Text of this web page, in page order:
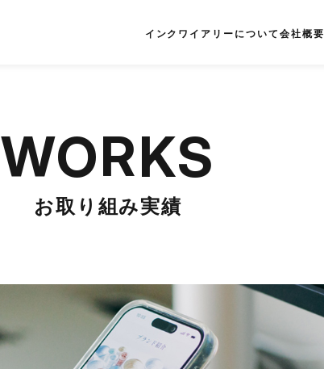
インクワイアリーについて会社概要
WORKS
お取り組み実績